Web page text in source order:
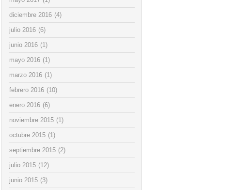
diciembre 2016 (4)
julio 2016 (6)
junio 2016 (1)
mayo 2016 (1)
marzo 2016 (1)
febrero 2016 (10)
enero 2016 (6)
noviembre 2015 (1)
octubre 2015 (1)
septiembre 2015 (2)
julio 2015 (12)
junio 2015 (3)